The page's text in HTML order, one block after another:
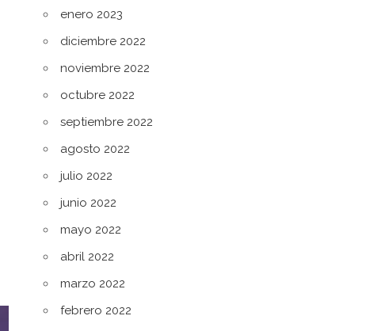
enero 2023
diciembre 2022
noviembre 2022
octubre 2022
septiembre 2022
agosto 2022
julio 2022
junio 2022
mayo 2022
abril 2022
marzo 2022
febrero 2022